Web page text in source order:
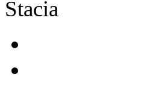
Stacia